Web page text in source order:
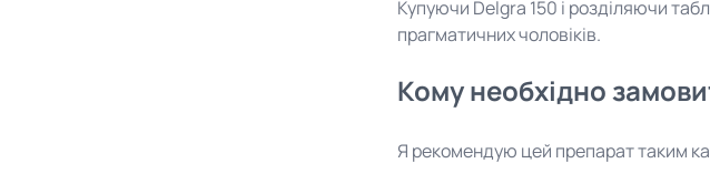
Купуючи Delgra 150 і розділяючи
прагматичних чоловіків.
Кому необхідно
Я рекомендую цей препарат таким